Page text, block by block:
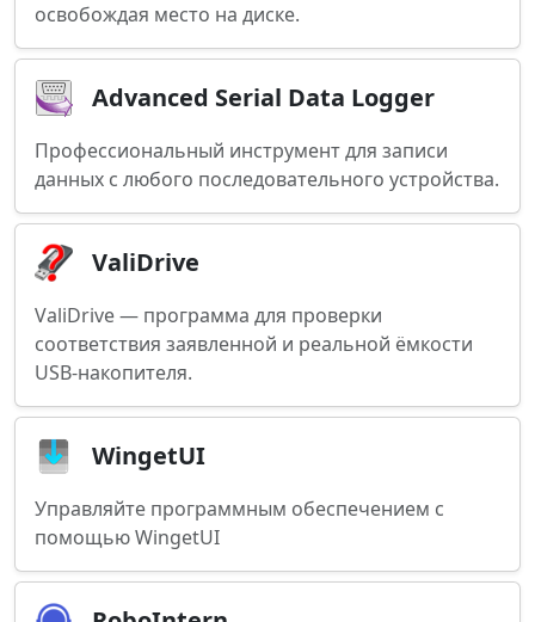
освобождая место на диске.
Advanced Serial Data Logger
Профессиональный инструмент для записи
данных с любого последовательного устройства.
ValiDrive
ValiDrive — программа для проверки
соответствия заявленной и реальной ёмкости
USB-накопителя.
WingetUI
Управляйте программным обеспечением с
помощью WingetUI